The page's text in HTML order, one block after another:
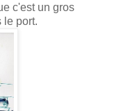
c'est un gros
le port.